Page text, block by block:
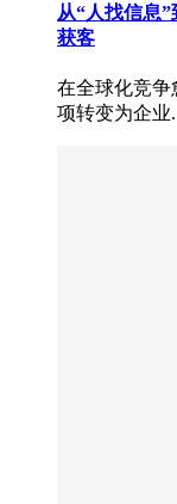
从“人找信息
获客
在全球化竞争
项转变为企业